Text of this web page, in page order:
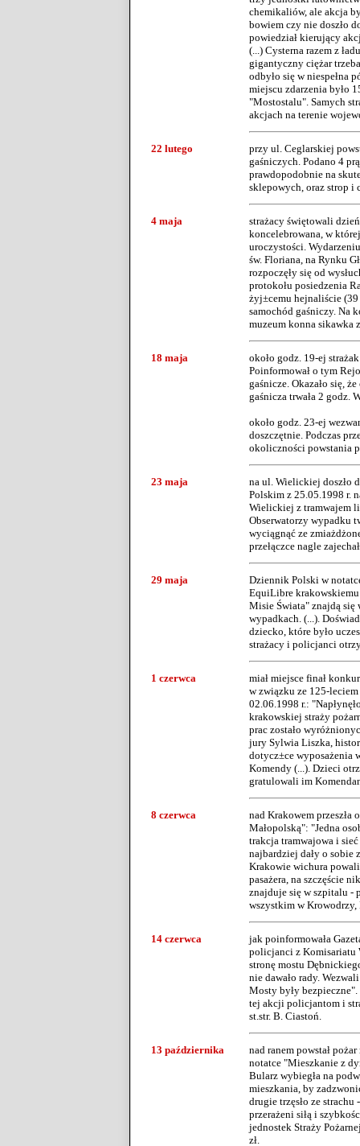
chemikaliów, ale akcja
bowiem czy nie doszło
powiedział kierujący
(...) Cysterna razem z
gigantyczny ciężar
odbyło się w niespełna
miejscu zdarzenia było
"Mostostalu". Samych
akcjach na terenie
22 lutego
przy ul. Ceglarskiej
gaśniczych. Podano 4
prawdopodobnie na
sklepowych, oraz strop i
4 maja
strażacy świętowali
koncelebrowana, w
uroczystości.
św. Floriana, na Rynku
rozpoczęły się od
protokołu posiedzenia
żyj±cemu hejnaliście
samochód gaśniczy. Na
muzeum konna sikawka
18 maja
około godz. 19-ej
Poinformował o tym
gaśnicze. Okazało się,
gaśnicza trwała 2 godz.
około godz. 23-ej
doszczętnie. Podczas
okoliczności powstania
23 maja
na ul. Wielickiej doszło
Polskim z 25.05.1998 r.
Wielickiej z tramwajem
Obserwatorzy wypadku
wyciągnąć ze
przełączce nagle
29 maja
Dziennik Polski w
EquiLibre
Misie Świata" znajdą się
wypadkach. (...).
dziecko, które było
strażacy i policjanci
1 czerwca
miał miejsce finał
w związku ze 125-
02.06.1998 r.:
krakowskiej straży
prac zostało
jury Sylwia Liszka,
dotycz±ce wyposażenia
Komendy (...). Dzieci
gratulowali im
8 czerwca
nad Krakowem przeszła
Małopolską": "Jedna
trakcja tramwajowa i
najbardziej dały o sobie
Krakowie wichura
pasażera, na szczęście
znajduje się w szpitalu -
wszystkim w
14 czerwca
jak poinformowała
policjanci z Komisariatu
stronę mostu
nie dawało rady.
Mosty były
tej akcji policjantom i
st.str. B. Ciastoń.
13 października
nad ranem powstał
notatce "Mieszkanie z
Bularz wybiegła na
mieszkania, by
drugie trzęsło ze
przerażeni siłą i
jednostek Straży
zł.